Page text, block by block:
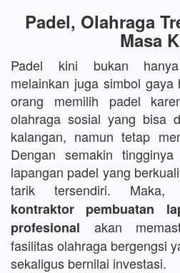
Padel, Olahraga
Masa
Padel kini bukan
melainkan juga simbol
orang memilih padel
olahraga sosial yang bisa
kalangan, namun tetap
Dengan semakin
lapangan padel yang
tarik tersendiri. Maka,
kontraktor pembuatan
profesional akan
fasilitas olahraga bergengsi
sekaligus bernilai investasi.